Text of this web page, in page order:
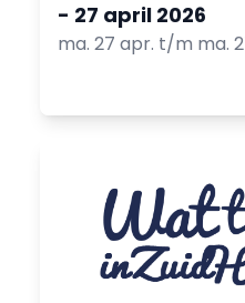
- 27 april 2026
ma. 27 apr. t/m ma.